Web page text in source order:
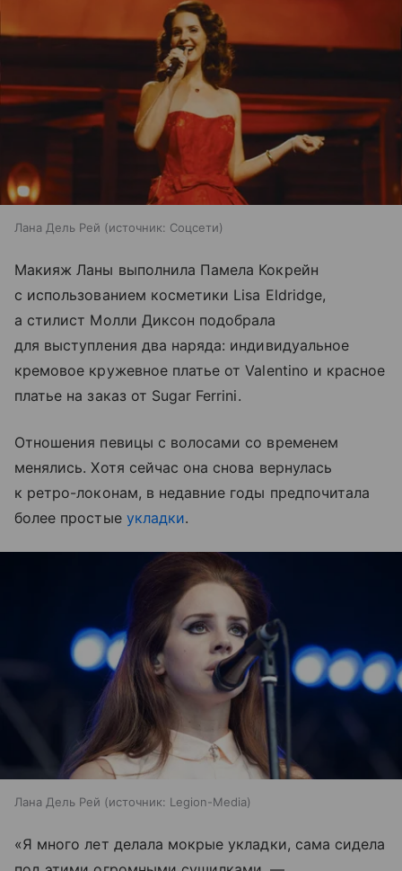
Лана Дель Рей источник: Соцсети
Макияж Ланы выполнила Памела Кокрейн
с использованием косметики Lisa Eldridge,
а стилист Молли Диксон подобрала
для выступления два наряда: индивидуальное
кремовое кружевное платье от Valentino и красное
платье на заказ от Sugar Ferrini.
Отношения певицы с волосами со временем
менялись. Хотя сейчас она снова вернулась
к ретро-локонам, в недавние годы предпочитала
более простые укладки.
Лана Дель Рей источник: Legion-Media
«Я много лет делала мокрые укладки, сама сидела